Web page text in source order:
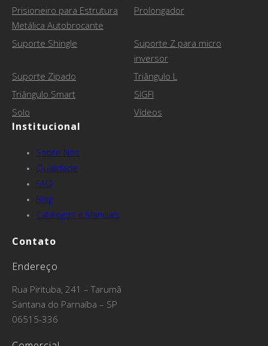
Prisioneiro para Estrutura
Metálica Autobrocante
Prolongador
Suporte Shingle
Suporte Z para micro
inversor
Suporte Zipado
Triângulo L
Triângulo Smart
SIGFI
Solo
Vídeos
Institucional
Sobre Nós
Qualidade
FAQ
Blog
Catálogos e Manuais
Contato
Endereço
Rua Pirituba, 241 – Tarumã
Santana do Parnaíba – SP
06515-336